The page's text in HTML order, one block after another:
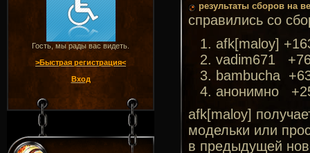
Гость, мы рады вас видеть.
>Быстрая регистрация<
Вход
результаты сборов на
справились со
afk[maloy]
vadim671
bambucha
анонимно
afk[maloy]
модельки или
в предыдущей